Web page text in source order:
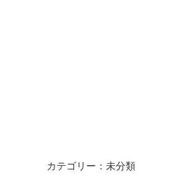
カテゴリー：未分類